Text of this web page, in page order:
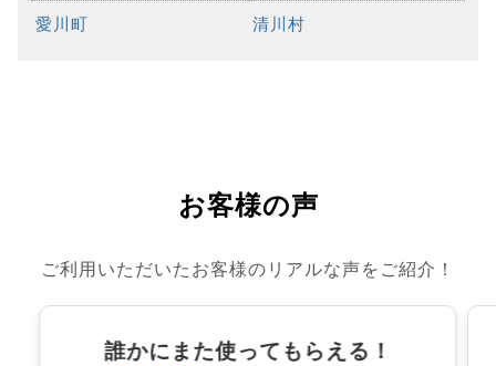
愛川町 清川村
お客様の声
ご利用いただいたお客様のリアルな声をご紹介！
誰かにまた使ってもらえる！